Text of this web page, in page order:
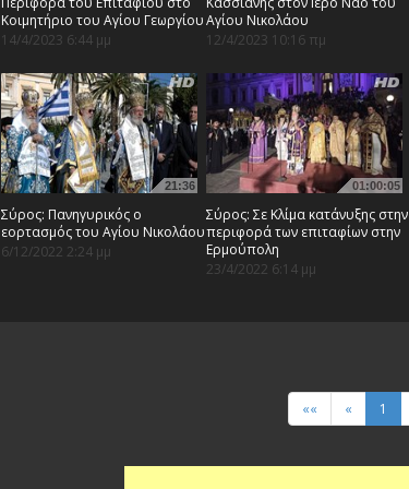
Κοιμητήριο του Αγίου Γεωργίου
14/4/2023 6:44 μμ
Αγίου Νικολάου
12/4/2023 10:16 πμ
21:36
Σύρος: Πανηγυρικός ο
εορτασμός του Αγίου Νικολάου
6/12/2022 2:24 μμ
01:00:05
Σύρος: Σε Κλίμα κατάνυξης στην
περιφορά των επιταφίων στην
Ερμούπολη
23/4/2022 6:14 μμ
«« « 1